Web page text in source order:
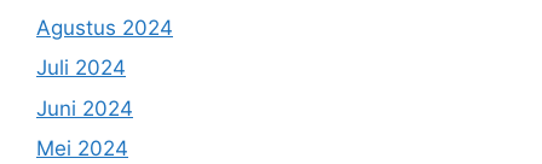
Agustus 2024
Juli 2024
Juni 2024
Mei 2024